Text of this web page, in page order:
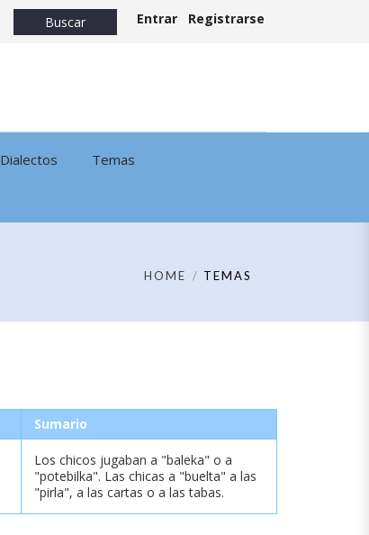
Entrar Registrarse
Dialectos Temas
HOME TEMAS
Sumario
Los chicos jugaban a "baleka" o a
"potebilka". Las chicas a "buelta" a las
"pirla", a las cartas o a las tabas.